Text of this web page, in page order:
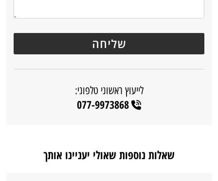
לייעוץ ראשוני טלפוני:
077-9973868
שאלות נוספות שאולי יעניינו אותך